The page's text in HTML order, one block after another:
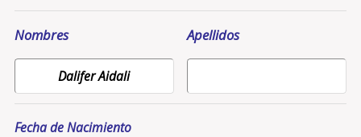
Nombres Apellidos
Fecha de Nacimiento